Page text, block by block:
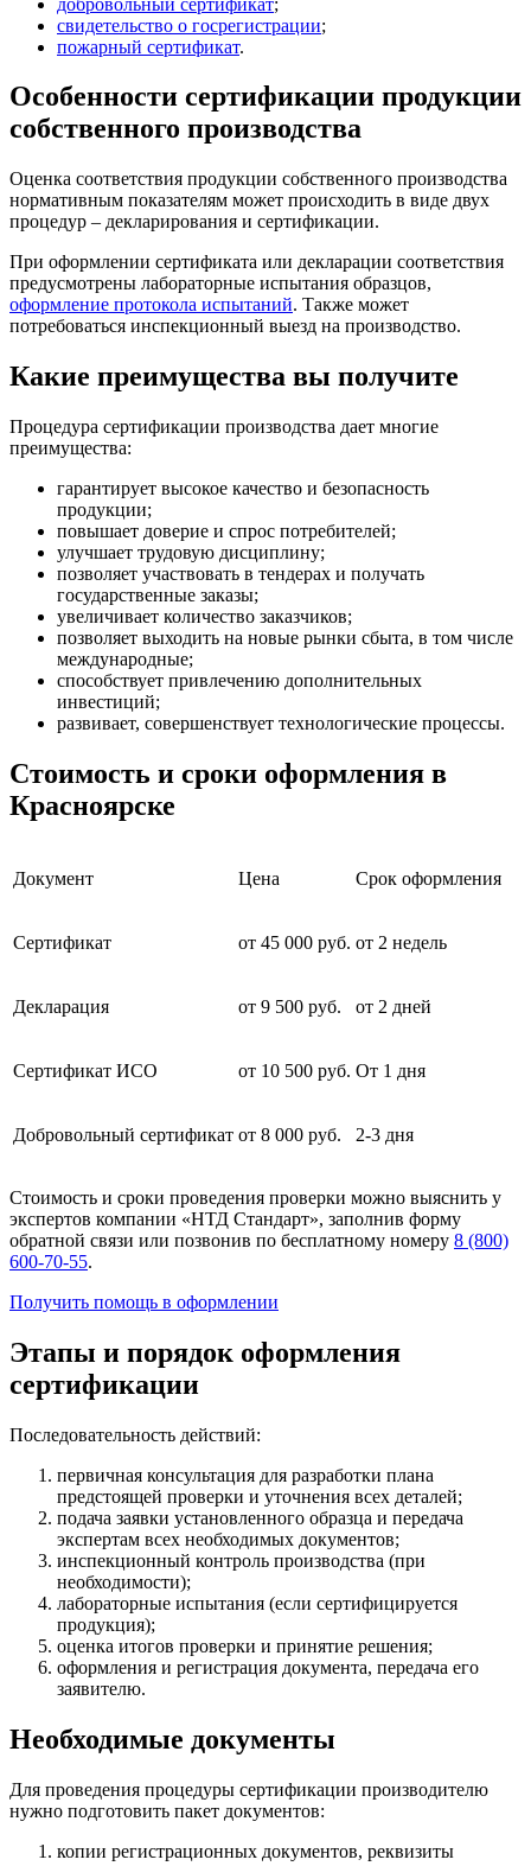
свидетельство о госрегистрации;
пожарный сертификат.
Особенности сертификации продукции
собственного производства
Оценка соответствия продукции собственного производства
нормативным показателям может происходить в виде двух
процедур – декларирования и сертификации.
При оформлении сертификата или декларации соответствия
предусмотрены лабораторные испытания образцов,
оформление протокола испытаний. Также может
потребоваться инспекционный выезд на производство.
Какие преимущества вы получите
Процедура сертификации производства дает многие
преимущества:
гарантирует высокое качество и безопасность
продукции;
повышает доверие и спрос потребителей;
улучшает трудовую дисциплину;
позволяет участвовать в тендерах и получать
государственные заказы;
увеличивает количество заказчиков;
позволяет выходить на новые рынки сбыта, в том числе
международные;
способствует привлечению дополнительных
инвестиций;
развивает, совершенствует технологические процессы.
Стоимость и сроки оформления в
Красноярске
Документ Цена Срок оформления
Сертификат от 45 000 руб. от 2 недель
Декларация от 9 500 руб. от 2 дней
Сертификат ИСО от 10 500 руб. От 1 дня
Добровольный сертификат от 8 000 руб. 2-3 дня
Стоимость и сроки проведения проверки можно выяснить у
экспертов компании «НТД Стандарт», заполнив форму
обратной связи или позвонив по бесплатному номеру 8 (800)
600-70-55.
Получить помощь в оформлении
Этапы и порядок оформления
сертификации
Последовательность действий:
первичная консультация для разработки плана
предстоящей проверки и уточнения всех деталей;
подача заявки установленного образца и передача
экспертам всех необходимых документов;
инспекционный контроль производства (при
необходимости);
лабораторные испытания (если сертифицируется
продукция);
оценка итогов проверки и принятие решения;
оформления и регистрация документа, передача его
заявителю.
Необходимые документы
Для проведения процедуры сертификации производителю
нужно подготовить пакет документов:
копии регистрационных документов, реквизиты